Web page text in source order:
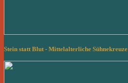
Stein statt Blut - Mittelalterliche Sühnekreuze